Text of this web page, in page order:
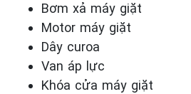
Bơm xả máy giặt
Motor máy giặt
Dây curoa
Van áp lực
Khóa cửa máy giặt